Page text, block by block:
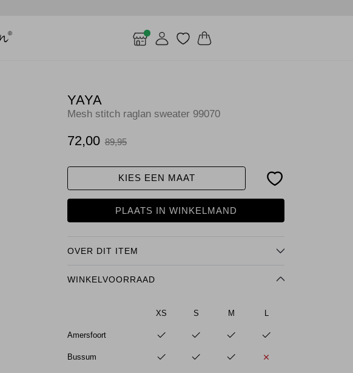
YAYA
Mesh stitch raglan sweater 99070
72,00 89,95
KIES EEN MAAT
PLAATS IN WINKELMAND
OVER DIT ITEM
WINKELVOORRAAD
XS S M L
Amersfoort
Bussum